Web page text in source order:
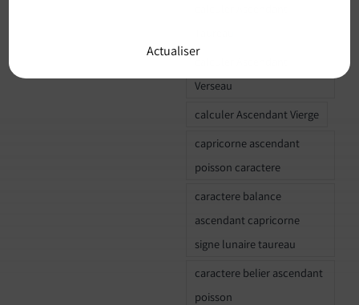
Verseau
calculer Ascendant Vierge
capricorne ascendant
poisson caractere
caractere balance
ascendant capricorne
signe lunaire taureau
caractere belier ascendant
poisson
Actualiser